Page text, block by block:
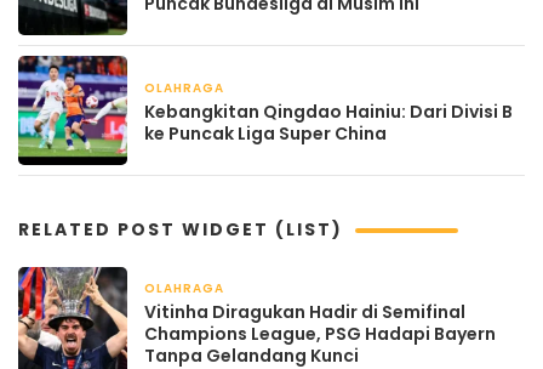
OLAHRAGA
Kebangkitan Qingdao Hainiu: Dari Divisi B
ke Puncak Liga Super China
RELATED POST WIDGET (LIST)
OLAHRAGA
Vitinha Diragukan Hadir di Semifinal
Champions League, PSG Hadapi Bayern
Tanpa Gelandang Kunci